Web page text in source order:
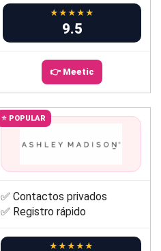
★★★★★
9.5
👉 Meetic
⭐ POPULAR
✅ Contactos privados
✅ Registro rápido
★★★★★